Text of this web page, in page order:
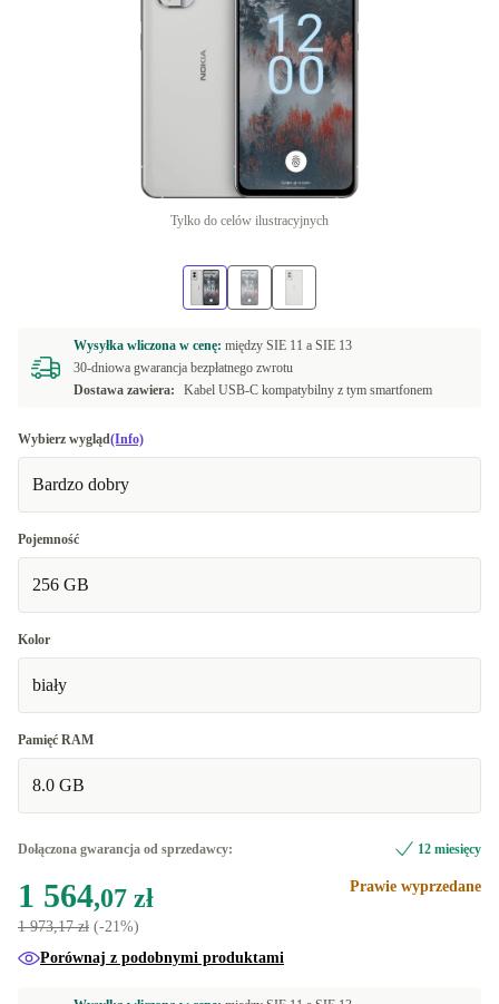
Tylko do celów ilustracyjnych
Wysyłka wliczona w cenę: między SIE 11 a SIE 13
30-dniowa gwarancja bezpłatnego zwrotu
Dostawa zawiera:
Kabel USB-C kompatybilny z tym smartfonem
Wybierz wygląd(Info)
Bardzo dobry
Pojemność
256 GB
Kolor
biały
Pamięć RAM
8.0 GB
Dołączona gwarancja od sprzedawcy: 12 miesięcy
1 564,07 zł
1 973,17 zł (-21%)
Prawie wyprzedane
Porównaj z podobnymi produktami